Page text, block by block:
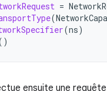
=
(
(ns)
ensuite une